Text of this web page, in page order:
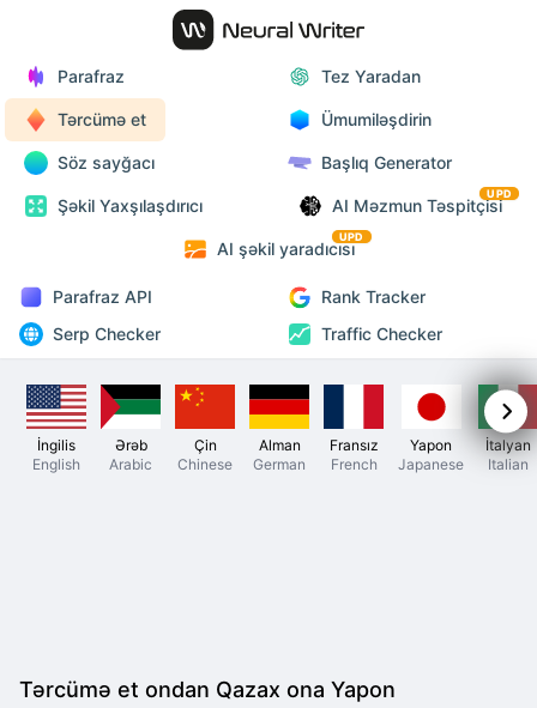
Parafraz Tez Yaradan
Tərcümə et Ümumiləşdirin
Söz sayğacı Başlıq Generator
Şəkil Yaxşılaşdırıcı AI Məzmun Təspitçisi
UPD
AI şəkil yaradıcısı
UPD
Parafraz API
Rank Tracker
Serp Checker
Traffic Checker
İngilis
English
Ərəb
Arabic
Çin
Chinese
Alman
German
Fransız
French
Yapon
Japanese
İtalyan
Italian
Tərcümə et ondan Qazax ona Yapon